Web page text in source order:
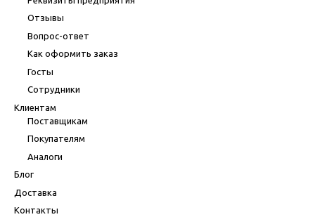
Отзывы
Вопрос-ответ
Как оформить заказ
Госты
Сотрудники
Клиентам
Поставщикам
Покупателям
Аналоги
Блог
Доставка
Контакты